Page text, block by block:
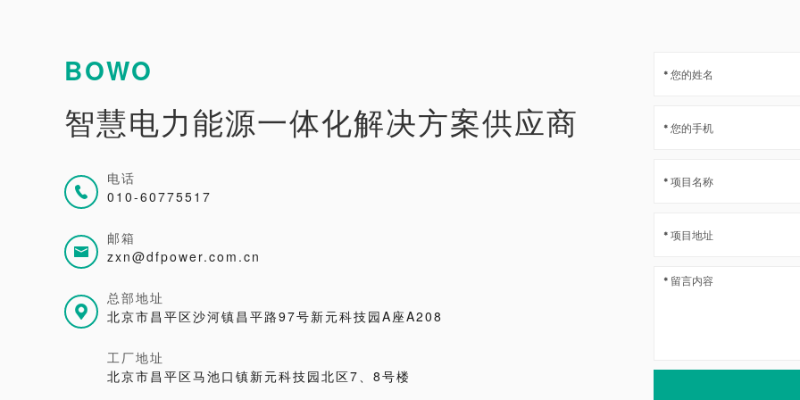
BOWO
智慧电力能源一体化解决方案供应商
电话
010-60775517
邮箱
zxn@dfpower.com.cn
总部地址
北京市昌平区沙河镇昌平路97号新元科技园A座A208
工厂地址
北京市昌平区马池口镇新元科技园北区7、8号楼